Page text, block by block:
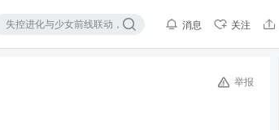
消息 关注
举报